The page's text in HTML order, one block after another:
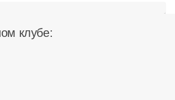
клубе: